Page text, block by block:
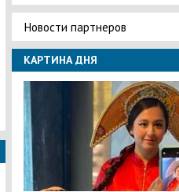
Новости партнеров
КАРТИНА ДНЯ